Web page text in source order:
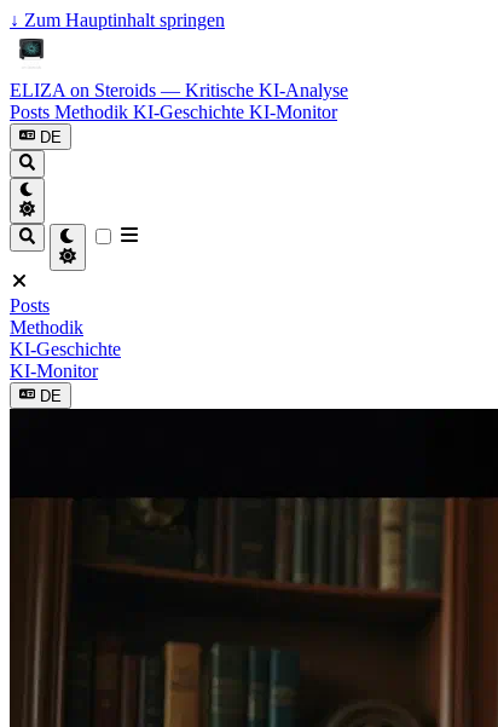
↓ Zum Hauptinhalt springen
ELIZA on Steroids — Kritische KI-Analyse
Posts Methodik KI-Geschichte KI-Monitor
DE
Posts
Methodik
KI-Geschichte
KI-Monitor
DE